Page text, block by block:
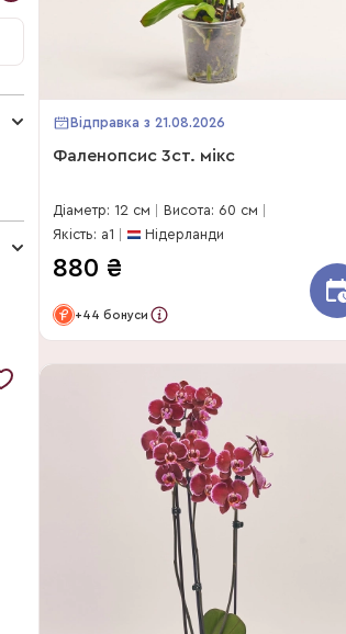
Відправка з 21.08.2026
Фаленопсис 3ст. мікс
Діаметр: 12 см
Висота: 60 см
Якість: a1
Нідерланди
880 ₴
+44 бонуси